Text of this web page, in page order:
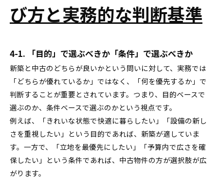
び方と実務的な判断基準
4-1. 「目的」で選ぶべきか「条件」で選ぶべきか
新築と中古のどちらが良いかという問いに対して、実務では
「どちらが優れているか」ではなく、「何を優先するか」で
判断することが重要とされています。つまり、目的ベースで
選ぶのか、条件ベースで選ぶのかという視点です。
例えば、「きれいな状態で快適に暮らしたい」「設備の新し
さを重視したい」という目的であれば、新築が適していま
す。一方で、「立地を最優先にしたい」「予算内で広さを確
保したい」という条件であれば、中古物件の方が選択肢が広
がります。